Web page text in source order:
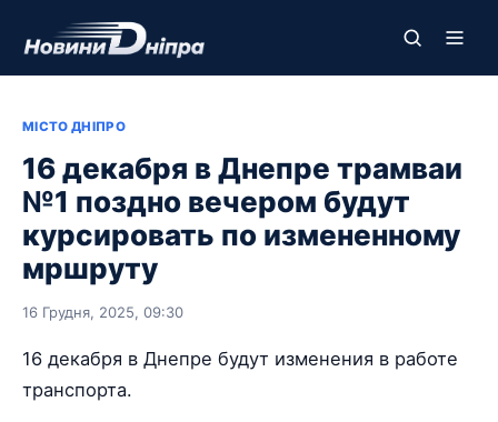
МІСТО ДНІПРО
16 декабря в Днепре трамваи
№1 поздно вечером будут
курсировать по измененному
мршруту
16 Грудня, 2025, 09:30
16 декабря в Днепре будут изменения в работе
транспорта.